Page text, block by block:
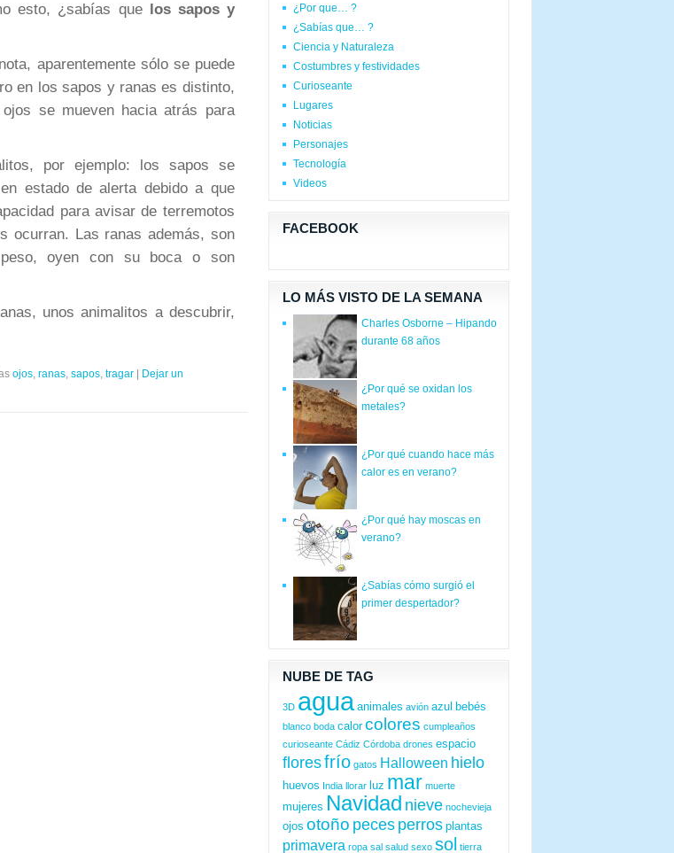
esto, ¿sabías que los sapos y
aparentemente sólo se puede
en los sapos y ranas es distinto,
se mueven hacia atrás para
por ejemplo: los sapos se
estado de alerta debido a que
para avisar de terremotos
ocurran. Las ranas además, son
oyen con su boca o son
unos animalitos a descubrir,
ojos, ranas, sapos, tragar
Dejar un
¿Por que… ?
¿Sabías que… ?
Ciencia y Naturaleza
Costumbres y festividades
Curioseante
Lugares
Noticias
Personajes
Tecnología
Videos
FACEBOOK
LO MÁS VISTO DE LA SEMANA
Charles Osborne – Hipando
durante 68 años
¿Por qué se oxidan los
metales?
¿Por qué cuando hace más
calor es en verano?
¿Por qué hay moscas en
verano?
¿Sabías cómo surgió el
primer despertador?
NUBE DE TAG
3D agua animales avión azul bebés
blanco boda calor colores cumpleaños
curioseante Cádiz Córdoba drones espacio
floresfrío gatos Halloween hielo
huevos India llorar luz mar muerte
mujeres Navidad nieve nochevieja
ojos otoño peces perros plantas
primavera ropa sal salud sexo sol tierra